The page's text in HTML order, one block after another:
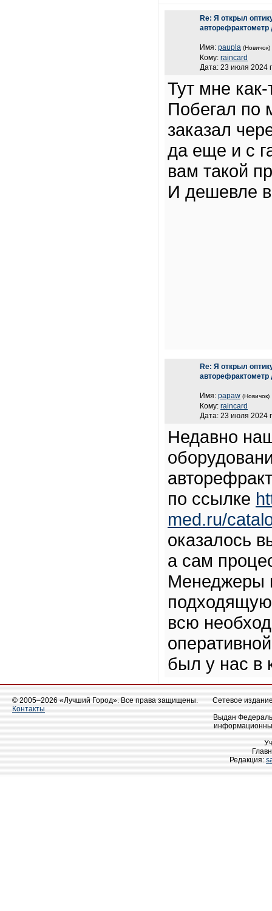
Re: Я открыл
авторефрактометр
Имя: paupla (Новичок)
Кому: raincard
Дата: 23 июля 2024
Тут мне
Побегал по
заказал
да еще и с
вам такой
И дешевле
Re: Я открыл
авторефрактометр
Имя: papaw (Новичок)
Кому: raincard
Дата: 23 июля 2024
Недавно
по ссылке
med.ru/
оказалось
а сам
Менеджеры
всю
был у нас в
© 2005–2026 «Лучший Город». Все права защищены.
Контакты
Сетевое
Выдан
Редакция: